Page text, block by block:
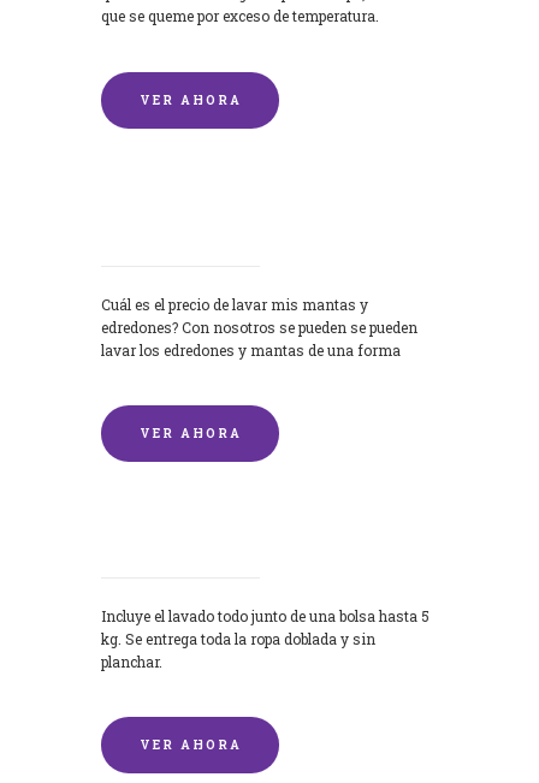
que se queme por exceso de temperatura.
VER AHORA
Cuál es el precio de lavar mis mantas y
edredones? Con nosotros se pueden se pueden
lavar los edredones y mantas de una forma
VER AHORA
Incluye el lavado todo junto de una bolsa hasta 5
kg. Se entrega toda la ropa doblada y sin
planchar.
VER AHORA